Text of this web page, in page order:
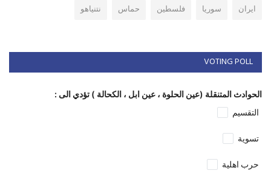
ايران
سوريا فلسطين حماس نتنياهو
VOTING POLL
الحوادث المتنقلة (عين الحلوة ، عين ابل ، الكحالة ) تؤدي الى :
التقسيم
تسوية
حرب اهلية